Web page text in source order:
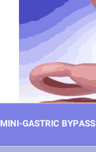
MINI-GASTRIC BYPASS